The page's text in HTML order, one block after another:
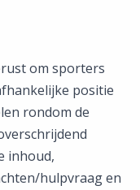
om sporters
positie
rondom de
inhoud,
hulpvraag en